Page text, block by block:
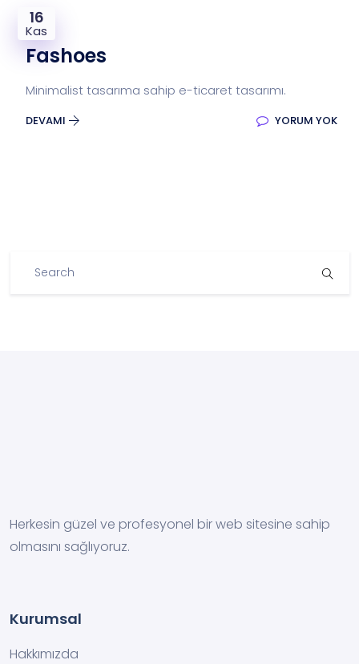
16
Kas
Fashoes
Minimalist tasarıma sahip e-ticaret tasarımı.
DEVAMI YORUM YOK
Herkesin güzel ve profesyonel bir web sitesine sahip
olmasını sağlıyoruz.
Kurumsal
Hakkımızda